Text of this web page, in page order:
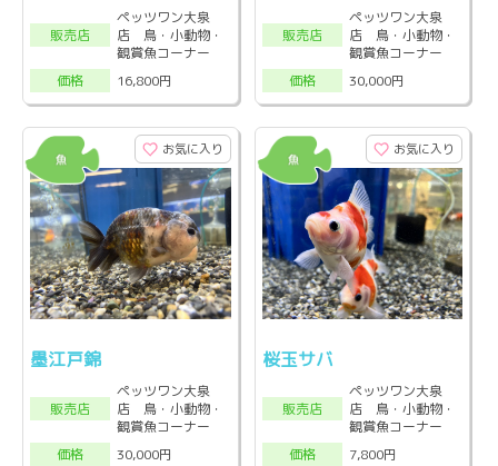
販売店
ペッツワン大泉
店 鳥・小動物・
観賞魚コーナー
価格
16,800円
販売店
ペッツワン大泉
店 鳥・小動物・
観賞魚コーナー
価格
30,000円
お気に入り
墨江戸錦
販売店
ペッツワン大泉
店 鳥・小動物・
観賞魚コーナー
価格
30,000円
お気に入り
桜玉サバ
販売店
ペッツワン大泉
店 鳥・小動物・
観賞魚コーナー
価格
7,800円